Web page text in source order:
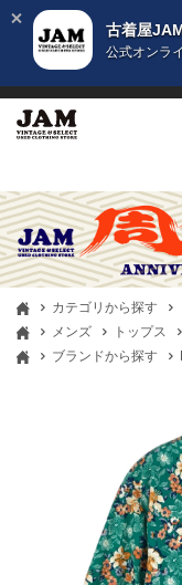
古着屋
公式オンラ
カテゴリから探す
メンズ
トップス
ブランドから探す